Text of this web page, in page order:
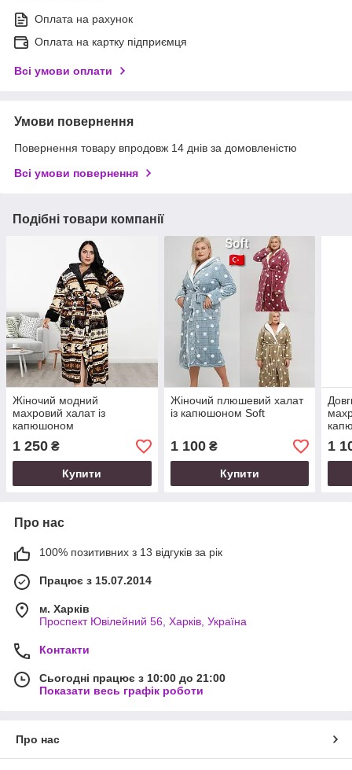
Оплата на рахунок
Оплата на картку підприємця
Всі умови оплати
Умови повернення
Повернення товару впродовж 14 днів за домовленістю
Всі умови повернення
Подібні товари компанії
Жіночий модний
махровий халат із
капюшоном
1 250 ₴
Купити
Жіночий плюшевий халат
із капюшоном Soft
1 100₴
Купити
1
Про нас
100% позитивних з 13 відгуків за рік
Працює з 15.07.2014
м. Харків
Проспект Ювілейний 56, Харків, Україна
Контакти
Сьогодні працює з 10:00 до 21:00
Показати весь графік роботи
Про нас